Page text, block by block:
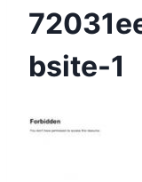
Bsite-1